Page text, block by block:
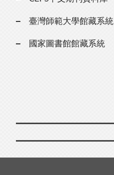
臺灣師範大學館藏系統
國家圖書館館藏系統